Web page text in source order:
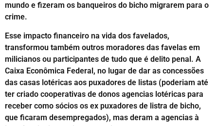
mundo e fizeram os banqueiros do bicho migrarem para o
crime.
Esse impacto financeiro na vida dos favelados,
transformou também outros moradores das favelas em
milicianos ou participantes de tudo que é delito penal. A
Caixa Econômica Federal, no lugar de dar as concessões
das casas lotéricas aos puxadores de listas (poderiam até
ter criado cooperativas de donos agencias lotéricas para
receber como sócios os ex puxadores de listra de bicho,
que ficaram desempregados), mas deram a agencias à